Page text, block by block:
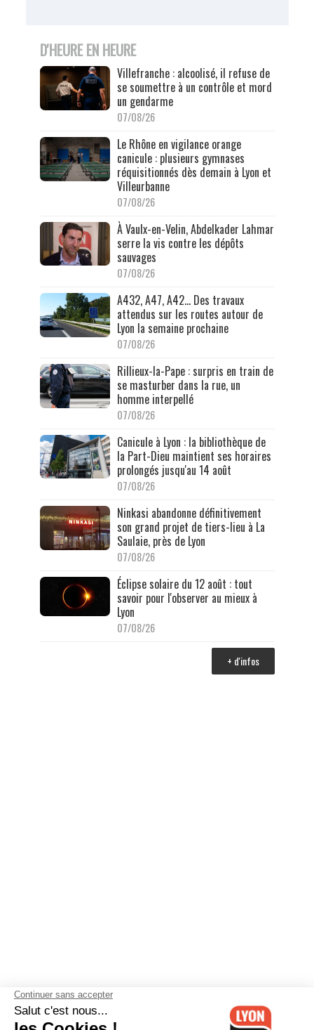
D'HEURE EN HEURE
Villefranche : alcoolisé, il refuse de
se soumettre à un contrôle et mord
un gendarme
07/08/26
Le Rhône en vigilance orange
canicule : plusieurs gymnases
réquisitionnés dès demain à Lyon et
Villeurbanne
07/08/26
À Vaulx-en-Velin, Abdelkader Lahmar
serre la vis contre les dépôts
sauvages
07/08/26
A432, A47, A42… Des travaux
attendus sur les routes autour de
Lyon la semaine prochaine
07/08/26
Rillieux-la-Pape : surpris en train de
se masturber dans la rue, un
homme interpellé
07/08/26
Canicule à Lyon : la bibliothèque de
la Part-Dieu maintient ses horaires
prolongés jusqu'au 14 août
07/08/26
Ninkasi abandonne définitivement
son grand projet de tiers-lieu à La
Saulaie, près de Lyon
07/08/26
Éclipse solaire du 12 août : tout
savoir pour l'observer au mieux à
Lyon
07/08/26
+ d'infos